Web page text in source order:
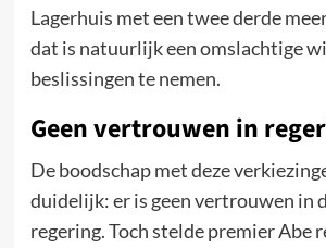
Lagerhuis met een twee derde
dat is natuurlijk een omslachtige
beslissingen te nemen.
Geen vertrouwen in
De boodschap met deze
duidelijk: er is geen vertrouwen in
regering. Toch stelde premier Abe